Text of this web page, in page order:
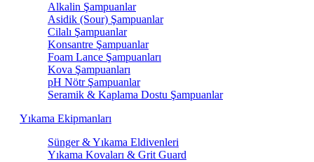
Alkalin Şampuanlar
Asidik (Sour) Şampuanlar
Cilalı Şampuanlar
Konsantre Şampuanlar
Foam Lance Şampuanları
Kova Şampuanları
pH Nötr Şampuanlar
Seramik & Kaplama Dostu Şampuanlar
Yıkama Ekipmanları
Sünger & Yıkama Eldivenleri
Yıkama Kovaları & Grit Guard